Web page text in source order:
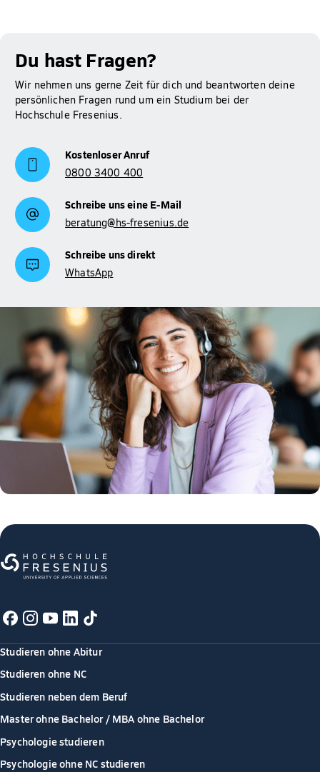
Du hast Fragen?
Wir nehmen uns gerne Zeit für dich und beantworten deine
persönlichen Fragen rund um ein Studium bei der
Hochschule Fresenius.
Kostenloser Anruf
0800 3400 400
Schreibe uns eine E-Mail
beratung@hs-fresenius.de
Schreibe uns direkt
WhatsApp
Studieren ohne Abitur
Studieren ohne NC
Studieren neben dem Beruf
Master ohne Bachelor / MBA ohne Bachelor
Psychologie studieren
Psychologie ohne NC studieren